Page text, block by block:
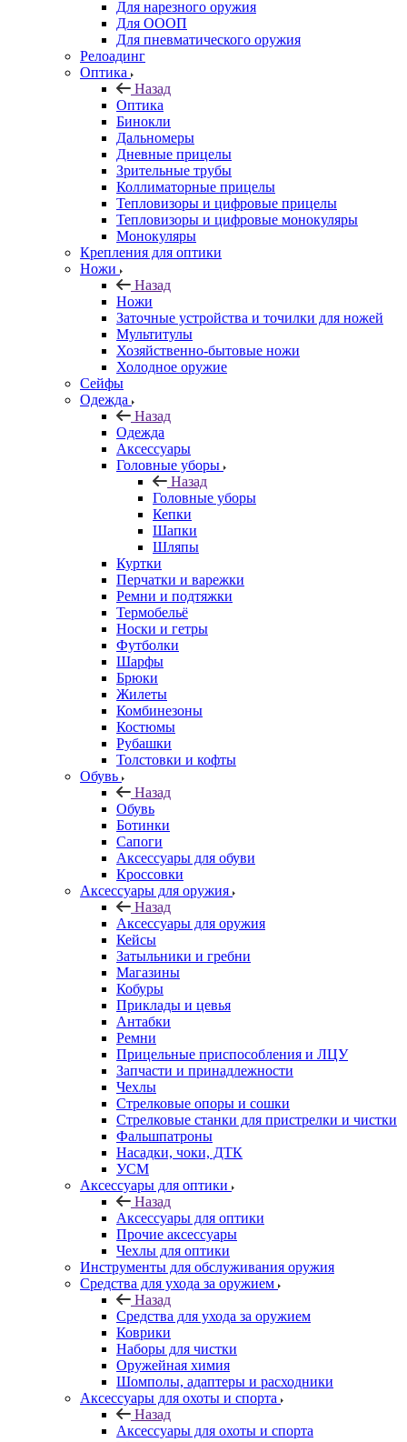
Для нарезного оружия
Для ОООП
Для пневматического оружия
Релоадинг
Оптика
Назад
Оптика
Бинокли
Дальномеры
Дневные прицелы
Зрительные трубы
Коллиматорные прицелы
Тепловизоры и цифровые прицелы
Тепловизоры и цифровые монокуляры
Монокуляры
Крепления для оптики
Ножи
Назад
Ножи
Заточные устройства и точилки для ножей
Мультитулы
Хозяйственно-бытовые ножи
Холодное оружие
Сейфы
Одежда
Назад
Одежда
Аксессуары
Головные уборы
Назад
Головные уборы
Кепки
Шапки
Шляпы
Куртки
Перчатки и варежки
Ремни и подтяжки
Термобельё
Носки и гетры
Футболки
Шарфы
Брюки
Жилеты
Комбинезоны
Костюмы
Рубашки
Толстовки и кофты
Обувь
Назад
Обувь
Ботинки
Сапоги
Аксессуары для обуви
Кроссовки
Аксессуары для оружия
Назад
Аксессуары для оружия
Кейсы
Затыльники и гребни
Магазины
Кобуры
Приклады и цевья
Антабки
Ремни
Прицельные приспособления и ЛЦУ
Запчасти и принадлежности
Чехлы
Стрелковые опоры и сошки
Стрелковые станки для пристрелки и чистки
Фальшпатроны
Насадки, чоки, ДТК
УСМ
Аксессуары для оптики
Назад
Аксессуары для оптики
Прочие аксессуары
Чехлы для оптики
Инструменты для обслуживания оружия
Средства для ухода за оружием
Назад
Средства для ухода за оружием
Коврики
Наборы для чистки
Оружейная химия
Шомполы, адаптеры и расходники
Аксессуары для охоты и спорта
Назад
Аксессуары для охоты и спорта